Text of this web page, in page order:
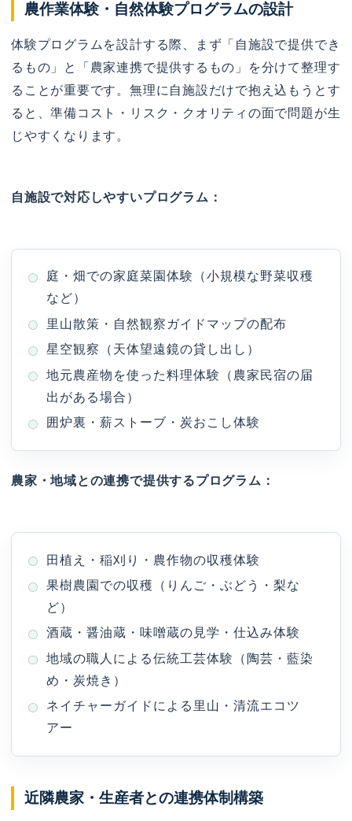
農作業体験・自然体験プログラムの設計
体験プログラムを設計する際、まず「自施設で提供でき
るもの」と「農家連携で提供するもの」を分けて整理す
ることが重要です。無理に自施設だけで抱え込もうとす
ると、準備コスト・リスク・クオリティの面で問題が生
じやすくなります。
自施設で対応しやすいプログラム：
庭・畑での家庭菜園体験（小規模な野菜収穫
など）
里山散策・自然観察ガイドマップの配布
星空観察（天体望遠鏡の貸し出し）
地元農産物を使った料理体験（農家民宿の届
出がある場合）
囲炉裏・薪ストーブ・炭おこし体験
農家・地域との連携で提供するプログラム：
田植え・稲刈り・農作物の収穫体験
果樹農園での収穫（りんご・ぶどう・梨な
ど）
酒蔵・醤油蔵・味噌蔵の見学・仕込み体験
地域の職人による伝統工芸体験（陶芸・藍染
め・炭焼き）
ネイチャーガイドによる里山・清流エコツ
アー
近隣農家・生産者との連携体制構築